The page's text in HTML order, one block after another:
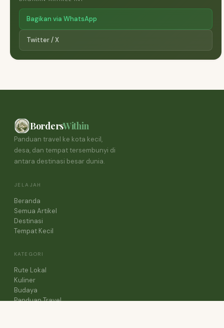
Bagikan via WhatsApp
Twitter / X
BordersWithin
Panduan travel ke kota kecil,
desa, dan tempat tersembunyi di
antara destinasi besar dunia.
JELAJAH
Beranda
Semua Artikel
Destinasi
Tempat Kecil
KATEGORI
Rute Lokal
Kuliner
Budaya
Panduan Travel